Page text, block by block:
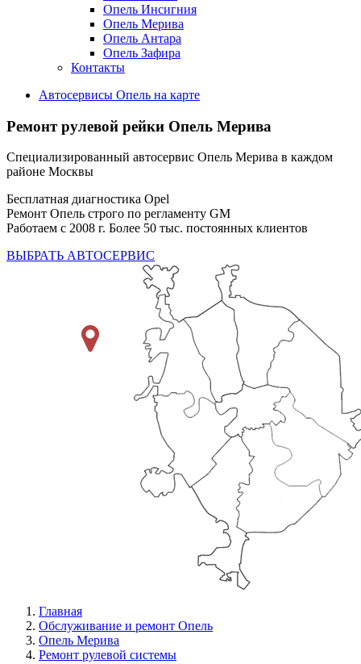
Опель Инсигния
Опель Мерива
Опель Антара
Опель Зафира
Контакты
Автосервисы Опель на карте
Ремонт рулевой рейки Опель Мерива
Специализированный автосервис Опель Мерива в каждом
районе Москвы
Бесплатная диагностика Opel
Ремонт Опель строго по регламенту GM
Работаем с 2008 г. Более 50 тыс. постоянных клиентов
ВЫБРАТЬ АВТОСЕРВИС
Главная
Обслуживание и ремонт Опель
Опель Мерива
Ремонт рулевой системы